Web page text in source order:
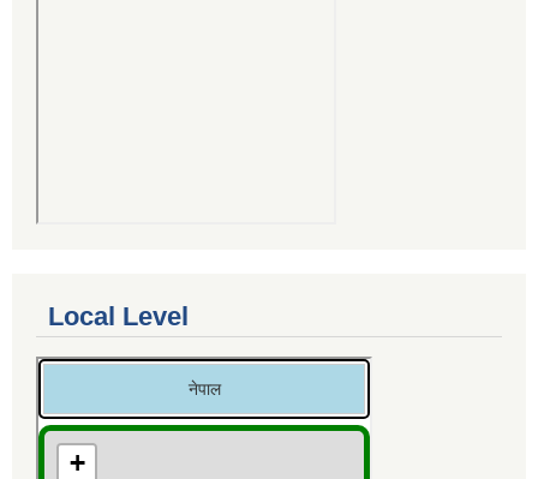
Local Level